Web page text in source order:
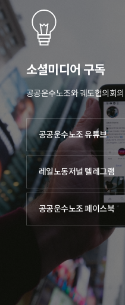
소셜미디어 구독
공공운수노조와 궤도협의회
공공운수노조 유튜브
레일노동저널 텔레그램
공공운수노조 페이스북